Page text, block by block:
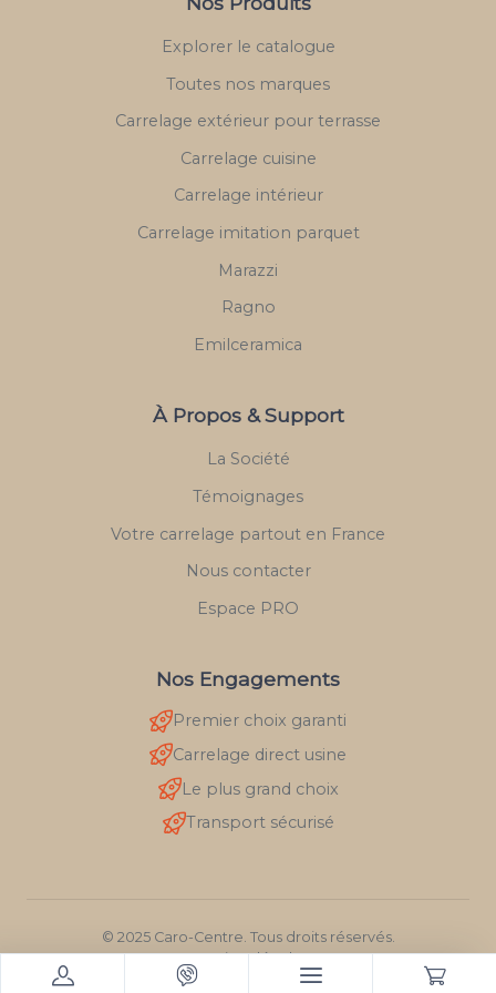
Explorer le catalogue
Toutes nos marques
Carrelage extérieur pour terrasse
Carrelage cuisine
Carrelage intérieur
Carrelage imitation parquet
Marazzi
Ragno
Emilceramica
À Propos & Support
La Société
Témoignages
Votre carrelage partout en France
Nous contacter
Espace PRO
Nos Engagements
Premier choix garanti
Carrelage direct usine
Le plus grand choix
Transport sécurisé
© 2025 Caro-Centre. Tous droits réservés.
Mentions légales